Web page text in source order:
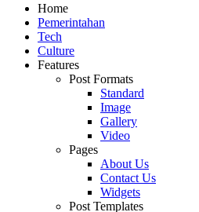
Home
Pemerintahan
Tech
Culture
Features
Post Formats
Standard
Image
Gallery
Video
Pages
About Us
Contact Us
Widgets
Post Templates